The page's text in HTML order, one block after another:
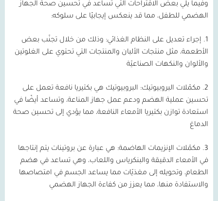
وفيما يلي بعض الاقتراحات التي تساعد في تحسين صحة الجهاز
الهضمي للطفل، مما قد ينعكس إيجابيًا على سلوكه:
1. إجراء تعديل على النظام الغذائي: وذلك من خلال تجنّب بعض
الأطعمة، مثل منتجات الألبان والمنتجات التي تحتوي على الغلوتين
والألوان والنكهات الصناعيّة
2. مكمّلات البروبيوتيك: البروبيوتيك هي بكتيريا نافعة تعمل على
تحسين عملية الهضم ودعم عمل جهاز المناعة، وتساعد أيضًا في
استعادة توازن بكتيريا الأمعاء النافعة، مما يؤدي إلى تحسين صحة
الدماغ
3. مكمّلات الإنزيمات الهاضمة: هي عبارة عن بروتينات يتم إنتاجها
في الأمعاء الدقيقة والبنكرياس واللعاب، وهي تساعد في هضم
الطعام، وتحويله إلى مغذيّات مما يساعد الجسم في امتصاصها
والاستفادة منها، مما يعزز من كفاءة الجهاز الهضمي